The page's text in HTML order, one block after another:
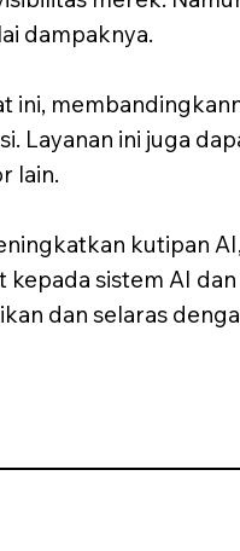
dampaknya.
ini,
Layanan ini juga
lain.
kutipan
sistem AI
dan selaras